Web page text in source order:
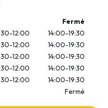
Fermé
12:00
14:00-19:30
12:00
14:00-19:30
12:00
14:00-19:30
12:00
14:00-19:30
12:00
14:00-19:30
Fermé